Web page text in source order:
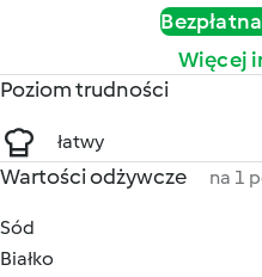
Więcej
Poziom trudności
łatwy
Wartości odżywcze na 1
Sód
Białko